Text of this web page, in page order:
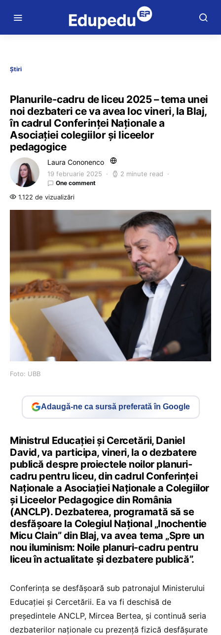
Știri
Planurile-cadru de liceu 2025 – tema unei
noi dezbateri ce va avea loc vineri, la Blaj,
în cadrul Conferinței Naționale a
Asociației colegiilor și liceelor
pedagogice
Laura Cononenco
19 februarie 2025 2 minute read
One comment
1.122 de vizualizări
Foto: UBB
Adaugă-ne ca sursă preferată în Google
Ministrul Educației și Cercetării, Daniel
David, va participa, vineri, la o dezbatere
publică despre proiectele noilor planuri-
cadru pentru liceu, din cadrul Conferinței
Naționale a Asociației Naționale a Colegiilor
și Liceelor Pedagogice din România
(ANCLP). Dezbaterea, programată să se
desfășoare la Colegiul Național „Inochentie
Micu Clain” din Blaj, va avea tema „Spre un
nou iluminism: Noile planuri-cadru pentru
liceu în actualitate și dezbatere publică”.
Conferința se desfășoară sub patronajul Ministerului
Educației și Cercetării. Ea va fi deschisă de
președintele ANCLP, Mircea Bertea, și continuă seria
dezbaterilor naționale cu prezență fizică desfășurate